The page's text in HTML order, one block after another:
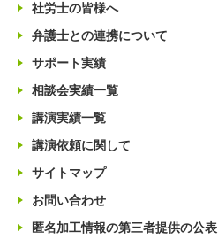
社労士の皆様へ
弁護士との連携について
サポート実績
相談会実績一覧
講演実績一覧
講演依頼に関して
サイトマップ
お問い合わせ
匿名加工情報の第三者提供の公表